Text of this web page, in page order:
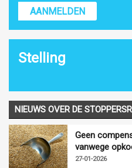
AANMELDEN
Stelling
NIEUWS OVER DE
Geen
vanwege
27-01-2026